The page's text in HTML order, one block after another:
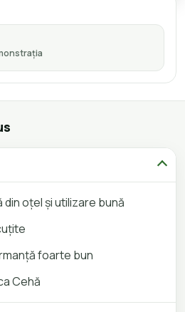
oțel și utilizare bună
foarte bun
Cehă